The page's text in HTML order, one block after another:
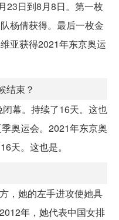
23日到8月8日。第一枚
杨倩获得。最后一枚金
亚获得2021年东京奥运
结束？
幕。持续了16天。这也
奥运会。2021年东京奥
天。这也是。
，她的左手进攻使她具
年，她代表中国女排